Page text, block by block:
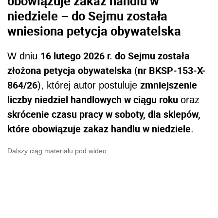
niedziele – do Sejmu została
wniesiona petycja obywatelska
W dniu 16 lutego 2026 r. do Sejmu została
złożona petycja obywatelska (nr BKSP-153-X-
864/26), której autor postuluje zmniejszenie
liczby niedziel handlowych w ciągu roku oraz
skrócenie czasu pracy w soboty, dla sklepów,
które obowiązuje zakaz handlu w niedziele.
Dalszy ciąg materiału pod wideo